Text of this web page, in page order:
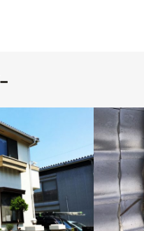
工事